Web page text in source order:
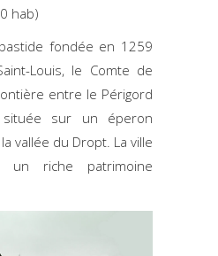
hab)
fondée en 1259
Louis, le Comte de
entre le Périgord
située sur un éperon
vallée du Dropt. La ville
un riche patrimoine